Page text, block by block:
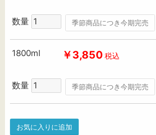
数量 季節商品につき今期完売
1800ml ￥3,850 税込
数量 季節商品につき今期完売
お気に入りに追加